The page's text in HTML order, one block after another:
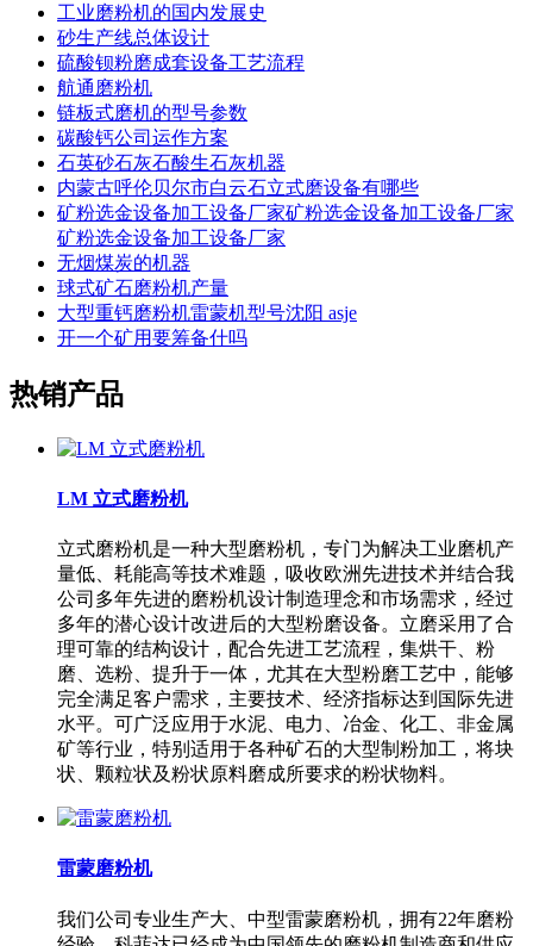
工业磨粉机的国内发展史
砂生产线总体设计
硫酸钡粉磨成套设备工艺流程
航通磨粉机
链板式磨机的型号参数
碳酸钙公司运作方案
石英砂石灰石酸生石灰机器
内蒙古呼伦贝尔市白云石立式磨设备有哪些
矿粉选金设备加工设备厂家矿粉选金设备加工设备厂家
矿粉选金设备加工设备厂家
无烟煤炭的机器
球式矿石磨粉机产量
大型重钙磨粉机雷蒙机型号沈阳 asje
开一个矿用要筹备什吗
热销产品
LM 立式磨粉机
立式磨粉机是一种大型磨粉机，专门为解决工业磨机产
量低、耗能高等技术难题，吸收欧洲先进技术并结合我
公司多年先进的磨粉机设计制造理念和市场需求，经过
多年的潜心设计改进后的大型粉磨设备。立磨采用了合
理可靠的结构设计，配合先进工艺流程，集烘干、粉
磨、选粉、提升于一体，尤其在大型粉磨工艺中，能够
完全满足客户需求，主要技术、经济指标达到国际先进
水平。可广泛应用于水泥、电力、冶金、化工、非金属
矿等行业，特别适用于各种矿石的大型制粉加工，将块
状、颗粒状及粉状原料磨成所要求的粉状物料。
雷蒙磨粉机
我们公司专业生产大、中型雷蒙磨粉机，拥有22年磨粉